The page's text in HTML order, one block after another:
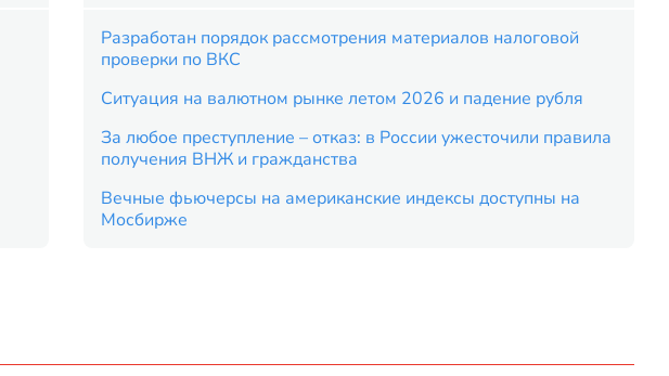
Разработан порядок рассмотрения материалов налоговой
проверки по ВКС
Ситуация на валютном рынке летом 2026 и падение рубля
За любое преступление – отказ: в России ужесточили правила
получения ВНЖ и гражданства
Вечные фьючерсы на американские индексы доступны на
Мосбирже